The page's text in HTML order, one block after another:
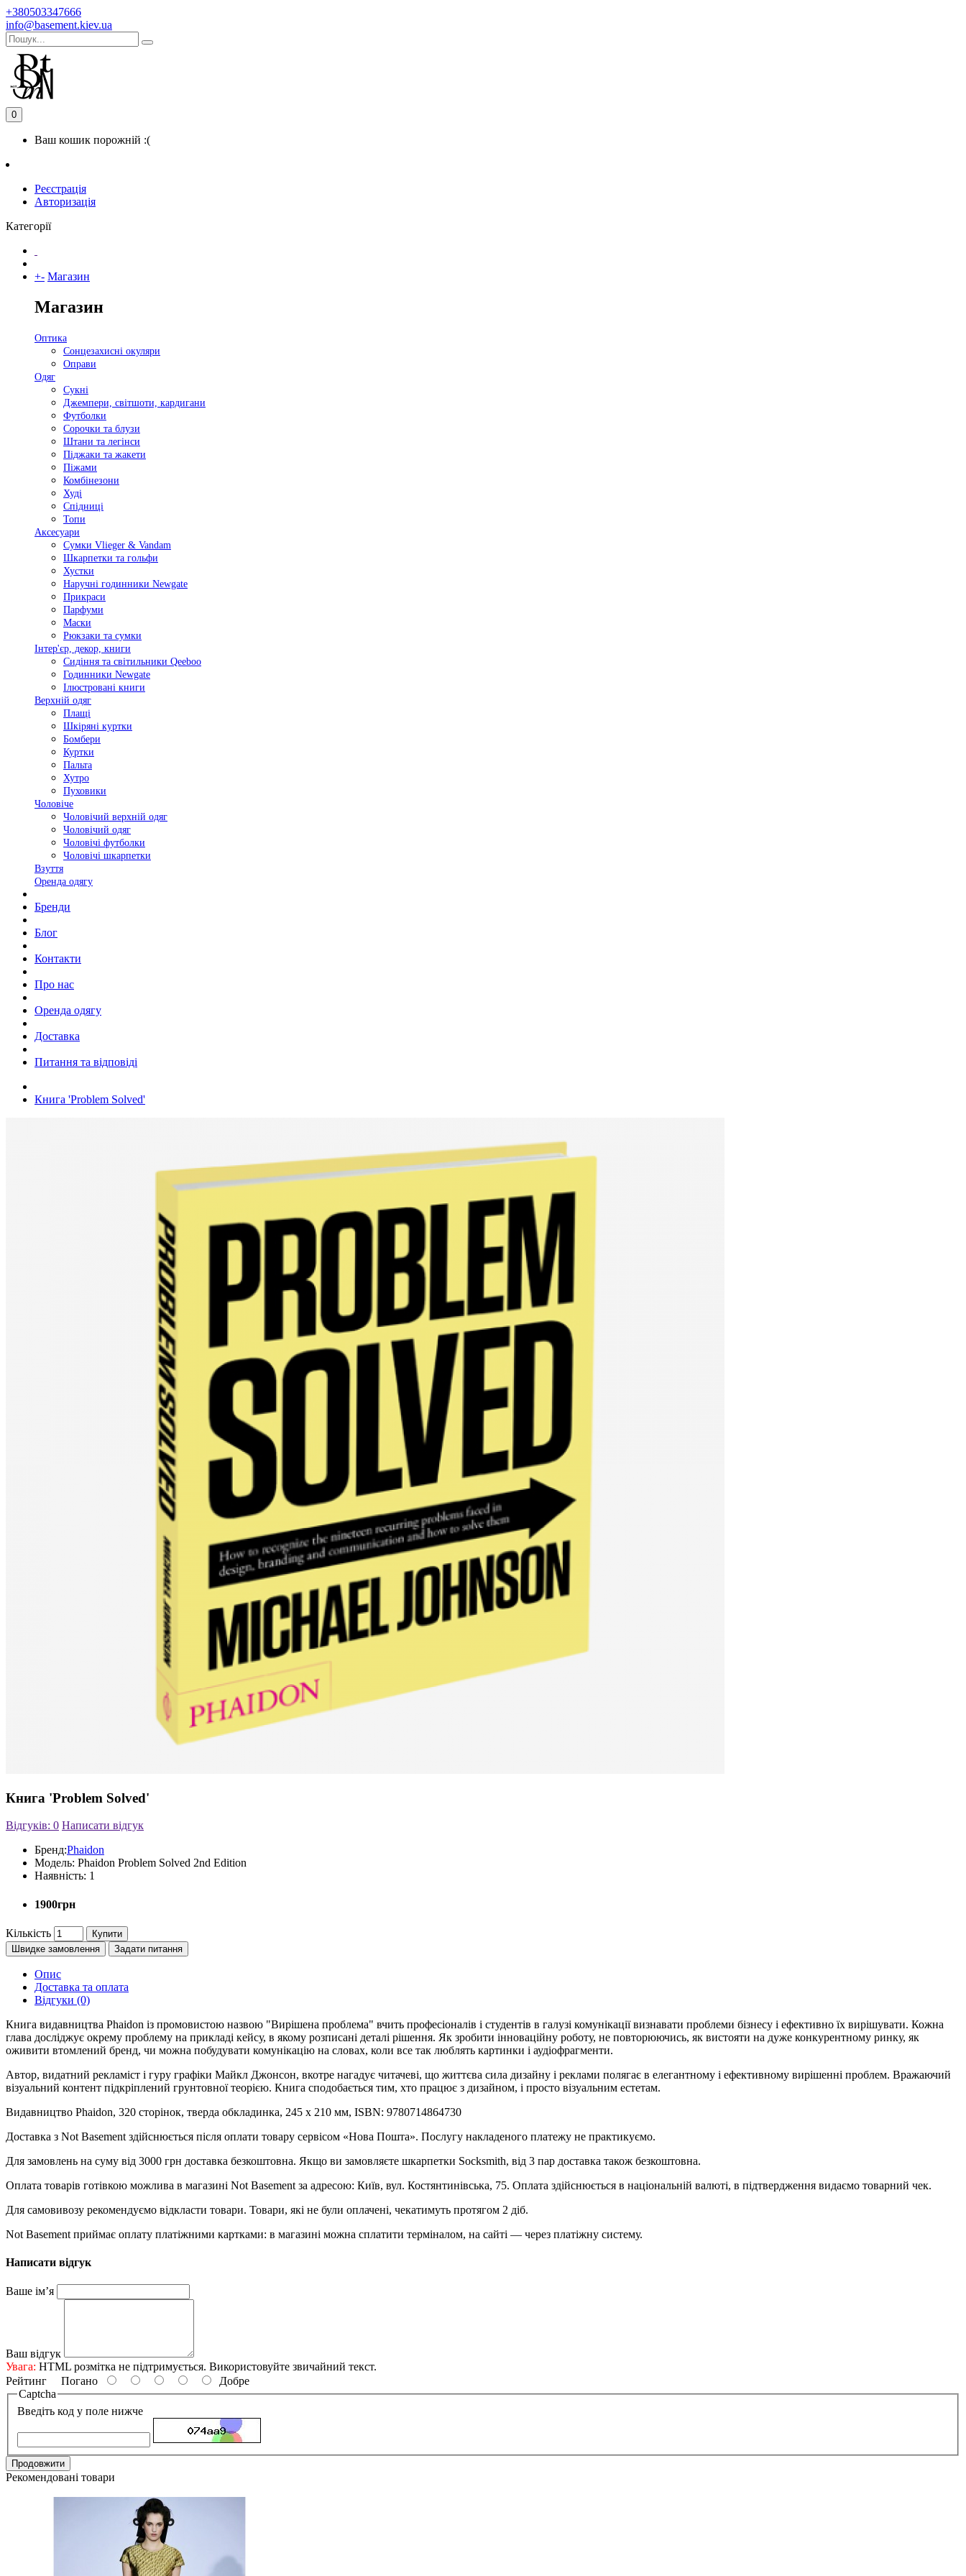
+380503347666
info@basement.kiev.ua
0
Ваш кошик порожній :(
Реєстрація
Авторизація
Категорії
+- Магазин
Магазин
Оптика
Сонцезахисні окуляри
Оправи
Одяг
Сукні
Джемпери, світшоти, кардигани
Футболки
Сорочки та блузи
Штани та легінси
Піджаки та жакети
Піжами
Комбінезони
Худі
Спідниці
Топи
Аксесуари
Сумки Vlieger & Vandam
Шкарпетки та гольфи
Хустки
Наручні годинники Newgate
Прикраси
Парфуми
Маски
Рюкзаки та сумки
Інтер'єр, декор, книги
Сидіння та світильники Qeeboo
Годинники Newgate
Ілюстровані книги
Верхній одяг
Плащі
Шкіряні куртки
Бомбери
Куртки
Пальта
Хутро
Пуховики
Чоловіче
Чоловічий верхній одяг
Чоловічий одяг
Чоловічі футболки
Чоловічі шкарпетки
Взуття
Оренда одягу
Бренди
Блог
Контакти
Про нас
Оренда одягу
Доставка
Питання та відповіді
Книга 'Problem Solved'
Книга 'Problem Solved'
Відгуків: 0 Написати відгук
Бренд:Phaidon
Модель: Phaidon Problem Solved 2nd Edition
Наявність: 1
1900грн
Кількість
Купити
Швидке замовлення
Задати питання
Опис
Доставка та оплата
Відгуки (0)
Книга видавництва Phaidon із промовистою назвою "Вирішена проблема" вчить професіоналів і студентів в галузі комунікації визнавати проблеми бізнесу і ефективно їх вирішувати. Кожна
глава досліджує окрему проблему на прикладі кейсу, в якому розписані деталі рішення. Як зробити інноваційну роботу, не повторюючись, як вистояти на дуже конкурентному ринку, як
оживити втомлений бренд, чи можна побудувати комунікацію на словах, коли все так люблять картинки і аудіофрагменти.
Автор, видатний рекламіст і гуру графіки Майкл Джонсон, вкотре нагадує читачеві, що життєва сила дизайну і реклами полягає в елегантному і ефективному вирішенні проблем. Вражаючий
візуальний контент підкріплений грунтовної теорією. Книга сподобається тим, хто працює з дизайном, і просто візуальним естетам.
Видавництво Phaidon, 320 сторінок, тверда обкладинка, 245 x 210 мм, ISBN: 9780714864730
Доставка з Not Basement здійснюється після оплати товару сервісом «Нова Пошта». Послугу накладеного платежу не практикуємо.
Для замовлень на суму від 3000 грн доставка безкоштовна. Якщо ви замовляєте шкарпетки Socksmith, від 3 пар доставка також безкоштовна.
Оплата товарів готівкою можлива в магазині Not Basement за адресою: Київ, вул. Костянтинівська, 75. Оплата здійснюється в національній валюті, в підтвердження видаємо товарний чек.
Для самовивозу рекомендуємо відкласти товари. Товари, які не були оплачені, чекатимуть протягом 2 діб.
Not Basement приймає оплату платіжними картками: в магазині можна сплатити терміналом, на сайті — через платіжну систему.
Написати відгук
Ваше ім’я
Ваш відгук
Увага: HTML розмітка не підтримується. Використовуйте звичайний текст.
Рейтинг Погано
Добре
Captcha
Введіть код у поле нижче
Продовжити
Рекомендовані товари